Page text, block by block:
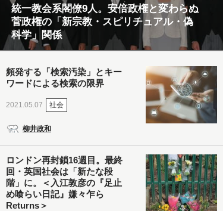
統一教会系閣僚9人。安倍政権と変わらぬ
菅政権の「新宗教・スピリチュアル・偽
科学」関係
頻発する「検索汚染」とキー
ワードによる検索の限界
2021.05.07 社会
柳井政和
ロンドン再封鎖16週目。最終
回・英国社会は「新たな段
階」に。＜入江敦彦の『足止
め喰らい日記』嫌々乍ら
Returns＞